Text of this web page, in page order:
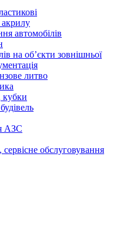
акрилу
автомобілів
на об’єкти зовнішньої
литво
АЗС
обслуговування